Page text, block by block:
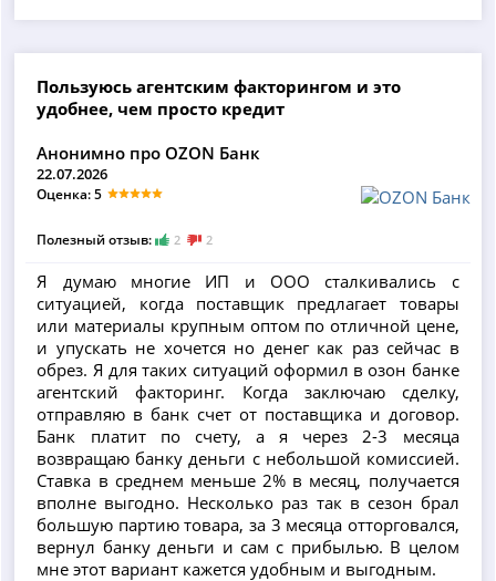
Пользуюсь агентским факторингом и это
удобнее, чем просто кредит
Анонимно про OZON Банк
22.07.2026
Оценка: 5
Полезный отзыв: 2 2
Я думаю многие ИП и ООО сталкивались с
ситуацией, когда поставщик предлагает товары
или материалы крупным оптом по отличной цене,
и упускать не хочется но денег как раз сейчас в
обрез. Я для таких ситуаций оформил в озон банке
агентский факторинг. Когда заключаю сделку,
отправляю в банк счет от поставщика и договор.
Банк платит по счету, а я через 2-3 месяца
возвращаю банку деньги с небольшой комиссией.
Ставка в среднем меньше 2% в месяц, получается
вполне выгодно. Несколько раз так в сезон брал
большую партию товара, за 3 месяца отторговался,
вернул банку деньги и сам с прибылью. В целом
мне этот вариант кажется удобным и выгодным.